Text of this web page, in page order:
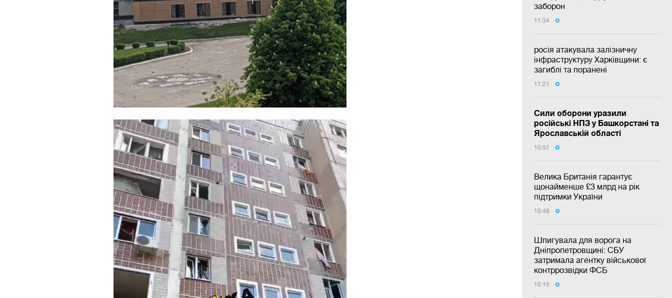
заборон
11:34
росія атакувала залізничну
інфраструктуру Харківщини: є
загиблі та поранені
11:21
Сили оборони уразили
російські НПЗ у Башкорстані та
Ярославській області
10:57
Велика Британія гарантує
щонайменше £3 млрд на рік
підтримки України
10:48
Шпигувала для ворога на
Дніпропетровщині: СБУ
затримала агентку військової
контррозвідки ФСБ
10:15